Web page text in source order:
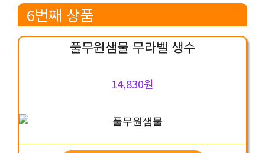
6번째 상품
풀무원샘물 무라벨 생수
14,830원